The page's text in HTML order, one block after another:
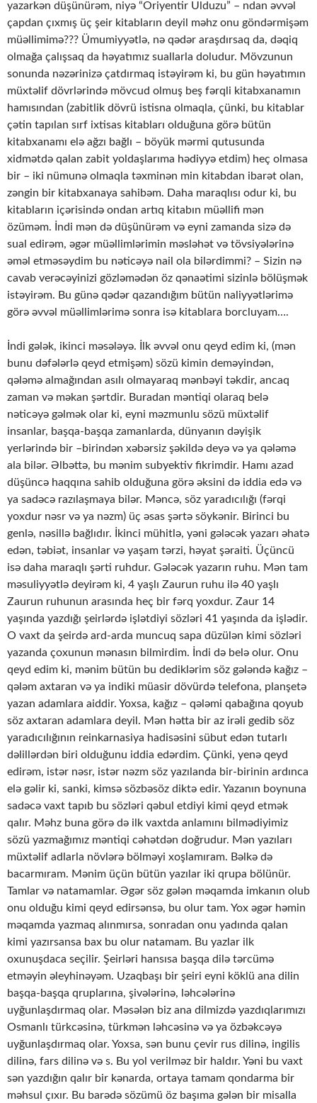
yazarkən düşünürəm, niyə “Oriyentir Ulduzu” – ndan əvvəl
çapdan çıxmış üç şeir kitabların deyil məhz onu göndərmişəm
müəllimimə??? Ümumiyyətlə, nə qədər araşdırsaq da, dəqiq
olmağa çalışsaq da həyatımız suallarla doludur. Mövzunun
sonunda nəzərinizə çatdırmaq istəyirəm ki, bu gün həyatımın
müxtəlif dövrlərində mövcud olmuş beş fərqli kitabxanamın
hamısından (zabitlik dövrü istisna olmaqla, çünki, bu kitablar
çətin tapılan sırf ixtisas kitabları olduğuna görə bütün
kitabxanamı elə ağzı bağlı – böyük mərmi qutusunda
xidmətdə qalan zabit yoldaşlarıma hədiyyə etdim) heç olmasa
bir – iki nümunə olmaqla təxminən min kitabdan ibarət olan,
zəngin bir kitabxanaya sahibəm. Daha maraqlısı odur ki, bu
kitabların içərisində ondan artıq kitabın müəllifi mən
özüməm. İndi mən də düşünürəm və eyni zamanda sizə də
sual edirəm, əgər müəllimlərimin məsləhət və tövsiyələrinə
əməl etməsəydim bu nəticəyə nail ola bilərdimmi? – Sizin nə
cavab verəcəyinizi gözləmədən öz qənaətimi sizinlə bölüşmək
istəyirəm. Bu günə qədər qazandığım bütün naliyyətlərimə
görə əvvəl müəllimlərimə sonra isə kitablara borcluyam….
İndi gələk, ikinci məsələyə. İlk əvvəl onu qeyd edim ki, (mən
bunu dəfələrlə qeyd etmişəm) sözü kimin deməyindən,
qələmə almağından asılı olmayaraq mənbəyi təkdir, ancaq
zaman və məkan şərtdir. Buradan məntiqi olaraq belə
nəticəyə gəlmək olar ki, eyni məzmunlu sözü müxtəlif
insanlar, başqa-başqa zamanlarda, dünyanın dəyişik
yerlərində bir –birindən xəbərsiz şəkildə deyə və ya qələmə
ala bilər. Əlbəttə, bu mənim subyektiv fikrimdir. Hamı azad
düşüncə haqqına sahib olduğuna görə əksini də iddia edə və
ya sadəcə razılaşmaya bilər. Məncə, söz yaradıcılığı (fərqi
yoxdur nəsr və ya nəzm) üç əsas şərtə söykənir. Birinci bu
genlə, nəsillə bağlıdır. İkinci mühitlə, yəni gələcək yazarı əhatə
edən, təbiət, insanlar və yaşam tərzi, həyat şəraiti. Üçüncü
isə daha maraqlı şərti ruhdur. Gələcək yazarın ruhu. Mən tam
məsuliyyətlə deyirəm ki, 4 yaşlı Zaurun ruhu ilə 40 yaşlı
Zaurun ruhunun arasında heç bir fərq yoxdur. Zaur 14
yaşında yazdığı şeirlərdə işlətdiyi sözləri 41 yaşında da işlədir.
O vaxt da şeirdə ard-arda muncuq sapa düzülən kimi sözləri
yazanda çoxunun mənasın bilmirdim. İndi də belə olur. Onu
qeyd edim ki, mənim bütün bu dediklərim söz gələndə kağız –
qələm axtaran və ya indiki müasir dövürdə telefona, planşetə
yazan adamlara aiddir. Yoxsa, kağız – qələmi qabağına qoyub
söz axtaran adamlara deyil. Mən hətta bir az irəli gedib söz
yaradıcılığının reinkarnasiya hadisəsini sübut edən tutarlı
dəlillərdən biri olduğunu iddia edərdim. Çünki, yenə qeyd
edirəm, istər nəsr, istər nəzm söz yazılanda bir-birinin ardınca
elə gəlir ki, sanki, kimsə sözbəsöz diktə edir. Yazanın boynuna
sadəcə vaxt tapıb bu sözləri qəbul etdiyi kimi qeyd etmək
qalır. Məhz buna görə də ilk vaxtda anlamını bilmədiyimiz
sözü yazmağımız məntiqi cəhətdən doğrudur. Mən yazıları
müxtəlif adlarla növlərə bölməyi xoşlamıram. Bəlkə də
bacarmıram. Mənim üçün bütün yazılar iki qrupa bölünür.
Tamlar və natamamlar. Əgər söz gələn məqamda imkanın olub
onu olduğu kimi qeyd edirsənsə, bu olur tam. Yox əgər həmin
məqamda yazmaq alınmırsa, sonradan onu yadında qalan
kimi yazırsansa bax bu olur natamam. Bu yazlar ilk
oxunuşdaca seçilir. Şeirləri hansısa başqa dilə tərcümə
etməyin əleyhinəyəm. Uzaqbaşı bir şeiri eyni köklü ana dilin
başqa-başqa qruplarına, şivələrinə, ləhcələrinə
uyğunlaşdırmaq olar. Məsələn biz ana dilmizdə yazdıqlarımızı
Osmanlı türkcəsinə, türkmən ləhcəsinə və ya özbəkcəyə
uyğunlaşdırmaq olar. Yoxsa, sən bunu çevir rus dilinə, ingilis
dilinə, fars dilinə və s. Bu yol verilməz bir haldır. Yəni bu vaxt
sən yazdığın qalır bir kənarda, ortaya tamam qondarma bir
məhsul çıxır. Bu barədə sözümü öz başıma gələn bir misalla